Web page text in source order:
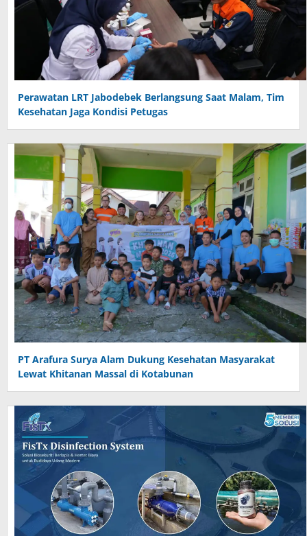
Perawatan LRT Jabodebek Berlangsung Saat Malam, Tim
Kesehatan Jaga Kondisi Petugas
PT Arafura Surya Alam Dukung Kesehatan Masyarakat
Lewat Khitanan Massal di Kotabunan